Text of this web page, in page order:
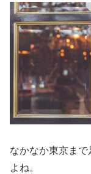
なかなか東京ま
よね。